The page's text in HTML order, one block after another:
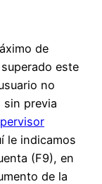
de
este
no
sin previa
le indicamos
(F9), en
de la